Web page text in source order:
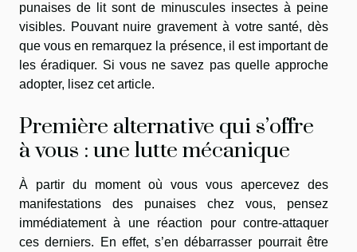
punaises de lit sont de minuscules insectes à peine
visibles. Pouvant nuire gravement à votre santé, dès
que vous en remarquez la présence, il est important de
les éradiquer. Si vous ne savez pas quelle approche
adopter, lisez cet article.
Première alternative qui s’offre
à vous : une lutte mécanique
À partir du moment où vous vous apercevez des
manifestations des punaises chez vous, pensez
immédiatement à une réaction pour contre-attaquer
ces derniers. En effet, s’en débarrasser pourrait être